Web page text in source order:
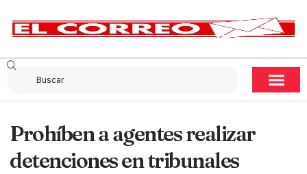
Prohíben a agentes realizar
detenciones en tribunales